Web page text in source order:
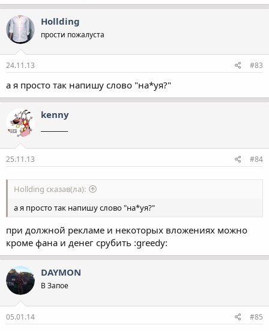
Hollding
прости пожалуста
24.11.13 #83
а я просто так напишу слово "на*уя?"
kenny
25.11.13 #84
Hollding сказав(ла):
а я просто так напишу слово "на*уя?"
при должной рекламе и некоторых вложениях можно
кроме фана и денег срубить :greedy:
DAYMON
В Запое
05.01.14 #85